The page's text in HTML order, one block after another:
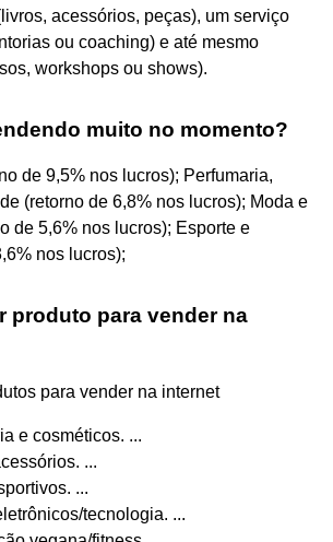
acessórios, peças), um serviço
ou coaching) e até mesmo
workshops ou shows).
muito no momento?
de 9,5% nos lucros); Perfumaria,
(retorno de 6,8% nos lucros); Moda e
de 5,6% nos lucros); Esporte e
nos lucros);
produto para vender na
para vender na internet
e cosméticos. ...
...
...
tecnologia. ...